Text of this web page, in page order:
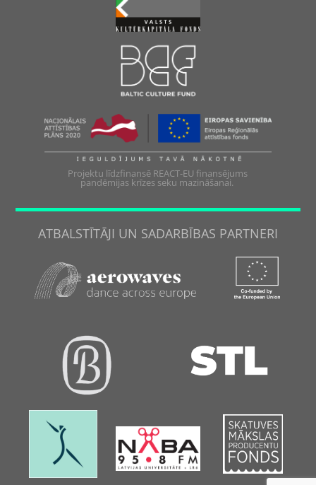
Projektu līdzfinansē REACT-EU finansējums
pandēmijas krīzes seku mazināšanai.
ATBALSTĪTĀJI UN SADARBĪBAS PARTNERI